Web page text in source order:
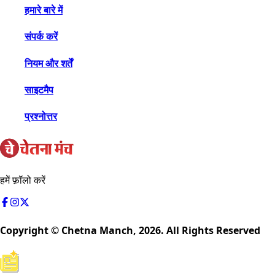
हमारे बारे में
संपर्क करें
नियम और शर्तें
साइटमैप
प्रश्नोत्तर
हमें फ़ॉलो करें
Copyright © Chetna Manch, 2026. All Rights Reserved